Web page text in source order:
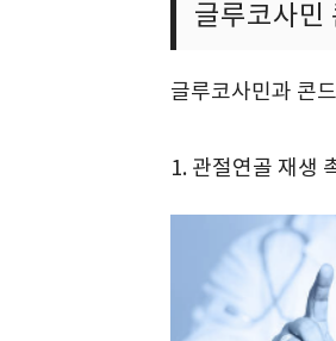
글루코사민
글루코사민과 콘
1. 관절연골 재생